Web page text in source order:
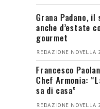
Grana Padano,
anche d’estate
gourmet
REDAZIONE
Francesco
Chef Armonia:
sa di casa”
REDAZIONE